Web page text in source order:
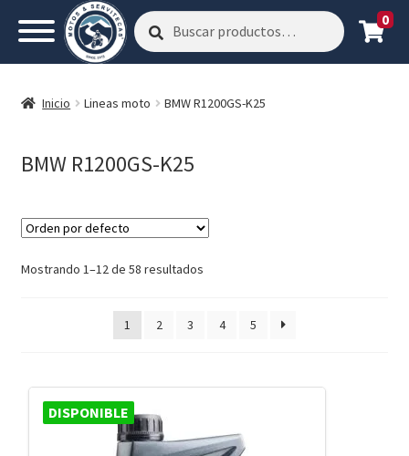
Buscar
por:
Buscar 0
Inicio Lineas moto BMW R1200GS-K25
BMW R1200GS-K25
Mostrando 1–12 de 58 resultados
1 2 3 4 5
DISPONIBLE